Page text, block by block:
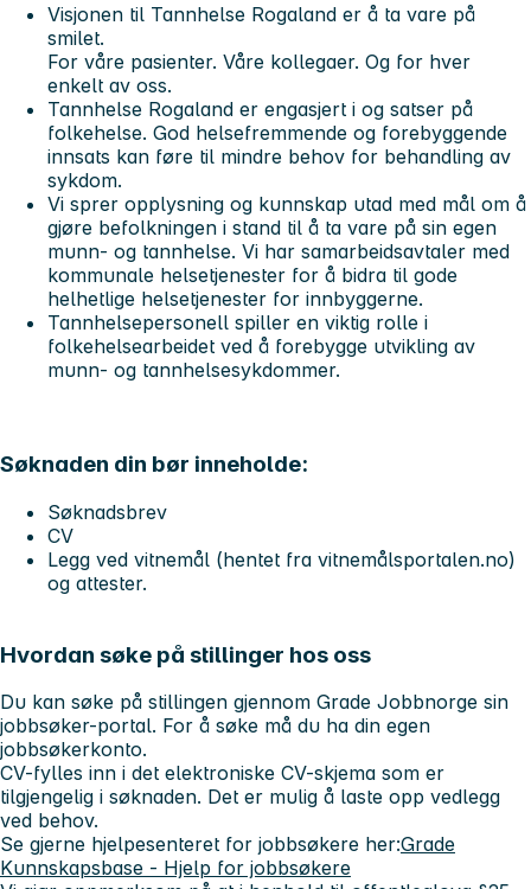
Visjonen til Tannhelse Rogaland er å ta vare på
smilet.
For våre pasienter. Våre kollegaer. Og for hver
enkelt av oss.
Tannhelse Rogaland er engasjert i og satser på
folkehelse. God helsefremmende og forebyggende
innsats kan føre til mindre behov for behandling av
sykdom.
Vi sprer opplysning og kunnskap utad med mål om å
gjøre befolkningen i stand til å ta vare på sin egen
munn- og tannhelse. Vi har samarbeidsavtaler med
kommunale helsetjenester for å bidra til gode
helhetlige helsetjenester for innbyggerne.
Tannhelsepersonell spiller en viktig rolle i
folkehelsearbeidet ved å forebygge utvikling av
munn- og tannhelsesykdommer.
Søknaden din bør inneholde:
Søknadsbrev
CV
Legg ved vitnemål (hentet fra vitnemålsportalen.no)
og attester.
Hvordan søke på stillinger hos oss
Du kan søke på stillingen gjennom Grade Jobbnorge sin
jobbsøker-portal. For å søke må du ha din egen
jobbsøkerkonto.
CV-fylles inn i det elektroniske CV-skjema som er
tilgjengelig i søknaden. Det er mulig å laste opp vedlegg
ved behov.
Se gjerne hjelpesenteret for jobbsøkere her:Grade
Kunnskapsbase - Hjelp for jobbsøkere